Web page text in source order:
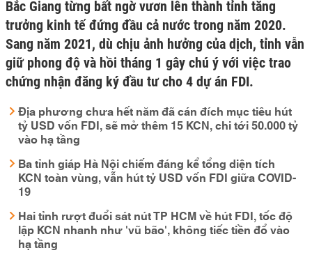
Bắc Giang từng bất ngờ vươn lên thành tỉnh tăng
trưởng kinh tế đứng đầu cả nước trong năm 2020.
Sang năm 2021, dù chịu ảnh hưởng của dịch, tỉnh vẫn
giữ phong độ và hồi tháng 1 gây chú ý với việc trao
chứng nhận đăng ký đầu tư cho 4 dự án FDI.
Địa phương chưa hết năm đã cán đích mục tiêu hút
tỷ USD vốn FDI, sẽ mở thêm 15 KCN, chi tới 50.000 tỷ
vào hạ tầng
Ba tỉnh giáp Hà Nội chiếm đáng kể tổng diện tích
KCN toàn vùng, vẫn hút tỷ USD vốn FDI giữa COVID-
19
Hai tỉnh rượt đuổi sát nút TP HCM về hút FDI, tốc độ
lập KCN nhanh như 'vũ bão', không tiếc tiền đổ vào
hạ tầng